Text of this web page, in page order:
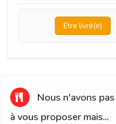
Etre livré(e)
Nous n'avons
à vous proposer mais...